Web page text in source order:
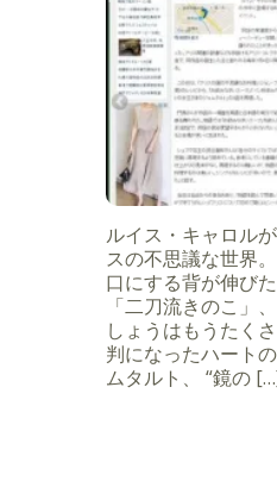
ルイス・キャロル
スの不思議な世界
口にする背が伸び
「二刀流きのこ」
しょうはもうたく
判になったハート
ムタルト、 “鏡の